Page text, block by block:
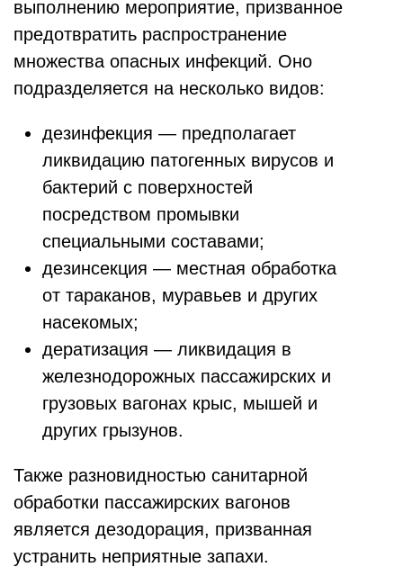
выполнению мероприятие, призванное
предотвратить распространение
множества опасных инфекций. Оно
подразделяется на несколько видов:
дезинфекция — предполагает
ликвидацию патогенных вирусов и
бактерий с поверхностей
посредством промывки
специальными составами;
дезинсекция — местная обработка
от тараканов, муравьев и других
насекомых;
дератизация — ликвидация в
железнодорожных пассажирских и
грузовых вагонах крыс, мышей и
других грызунов.
Также разновидностью санитарной
обработки пассажирских вагонов
является дезодорация, призванная
устранить неприятные запахи.